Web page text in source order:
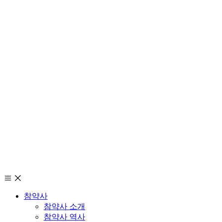
참약사
참약사 소개
참약사 역사